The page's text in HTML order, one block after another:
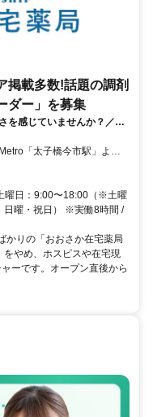
掲載多数!話題の調剤
ダー」を募集
を感じていませんか？／
など全国30以上のメディア
曜日：9:00〜18:00（※土曜
日曜・祝日） ※実働8時間 /
かりの「おおさか在宅薬局
をやめ、ホスピスや在宅現
ーです。オープン直後から